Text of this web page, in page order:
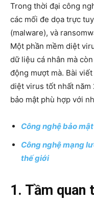
Trong thời đại công
các mối đe dọa trực
(malware), và
Một phần mềm diệt
dữ liệu cá nhân mà
động mượt mà. Bài
diệt virus tốt nhất năm
bảo mật phù hợp với
Công nghệ bảo
Công nghệ mạng
thế giới
1. Tầm quan